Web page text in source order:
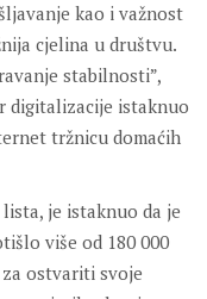
kao i važnost
cjelina u društvu.
stabilnosti”,
digitalizacije istaknuo
tržnicu domaćih
je istaknuo da je
više od 180 000
ostvariti svoje